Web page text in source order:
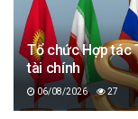
Tổ chức Hợp tác
tài chính
06/08/2026 27